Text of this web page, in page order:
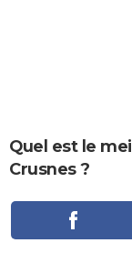
Carte de Noël
Carte Bonne année
Carte Saint-Valentin
Carte Pâques
Carte d'anniversaire
DICTIONNAIRE
Dictionnaire
Biographies
Citations
Expressions
Proverbes
COPAINS D'AVANT
Quel est le
Crusnes ?